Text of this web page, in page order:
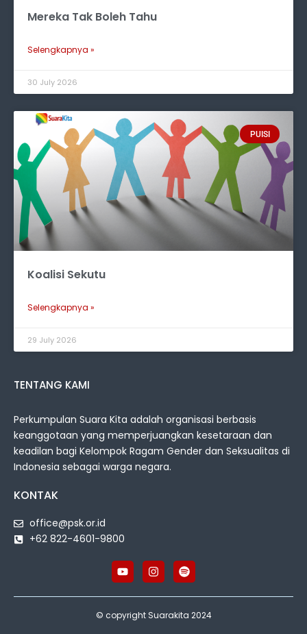
Mereka Tak Boleh Tahu
Selengkapnya »
30 July 2026
PUISI
Koalisi Sekutu
Selengkapnya »
29 July 2026
TENTANG KAMI
Perkumpulan Suara Kita adalah organisasi berbasis
keanggotaan yang memperjuangkan kesetaraan dan
keadilan bagi Kelompok Ragam Gender dan Seksualitas di
Indonesia sebagai warga negara.
KONTAK
office@psk.or.id
+62 822-4601-9800
© copyright Suarakita 2024